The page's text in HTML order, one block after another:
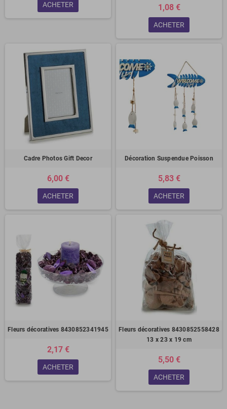
ACHETER 1,08 €
ACHETER
Cadre Photos Gift Decor
6,00 €
ACHETER
Décoration Suspendue Poisson
5,83 €
ACHETER
Fleurs décoratives 8430852341945
2,17 €
ACHETER
Fleurs décoratives 8430852558428
13 x 23 x 19 cm
5,50 €
ACHETER